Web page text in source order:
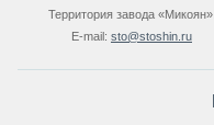
Территория завода «Микоян».
E-mail: sto@stoshin.ru